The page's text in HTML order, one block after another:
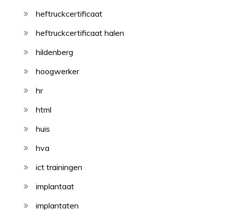
heftruckcertificaat
heftruckcertificaat halen
hildenberg
hoogwerker
hr
html
huis
hva
ict trainingen
implantaat
implantaten